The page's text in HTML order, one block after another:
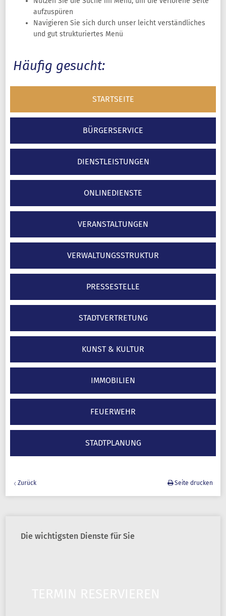
aufzuspüren
Navigieren Sie sich durch unser leicht verständliches
und gut strukturiertes Menü
Häufig gesucht:
STARTSEITE
BÜRGERSERVICE
DIENSTLEISTUNGEN
ONLINEDIENSTE
VERANSTALTUNGEN
VERWALTUNGS­STRUKTUR
PRESSESTELLE
STADTVERTRETUNG
KUNST & KULTUR
IMMOBILIEN
FEUERWEHR
STADTPLANUNG
Zurück Seite drucken
Die wichtigsten Dienste für Sie